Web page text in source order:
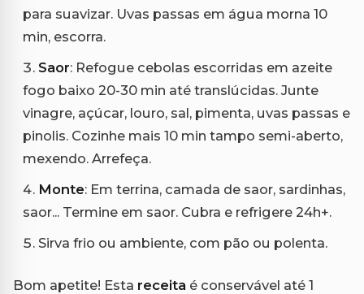
para suavizar. Uvas passas em água morna 10
min, escorra.
Saor: Refogue cebolas escorridas em azeite
fogo baixo 20-30 min até translúcidas. Junte
vinagre, açúcar, louro, sal, pimenta, uvas passas e
pinolis. Cozinhe mais 10 min tampo semi-aberto,
mexendo. Arrefeça.
Monte: Em terrina, camada de saor, sardinhas,
saor... Termine em saor. Cubra e refrigere 24h+.
Sirva frio ou ambiente, com pão ou polenta.
Bom apetite! Esta receita é conservável até 1